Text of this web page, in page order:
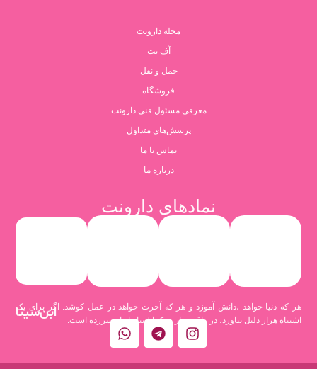
مجله دارونت
آف نت
حمل و نقل
فروشگاه
معرفی مسئول فنی دارونت
پرسش‌های متداول
تماس با ما
درباره ما
نمادهای دارونت
هر که دنیا خواهد ،دانش آموزد و هر که آخرت خواهد در عمل کوشد. اگر برای یک
اشتباه هزار دلیل بیاورد، در واقع هزار و یک اشتباه از او سرزده است.
ابن‌سینا